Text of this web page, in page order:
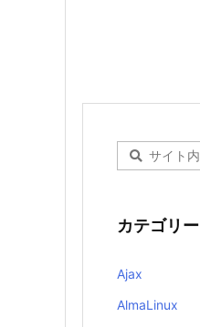
カテゴリー
Ajax
AlmaLinux